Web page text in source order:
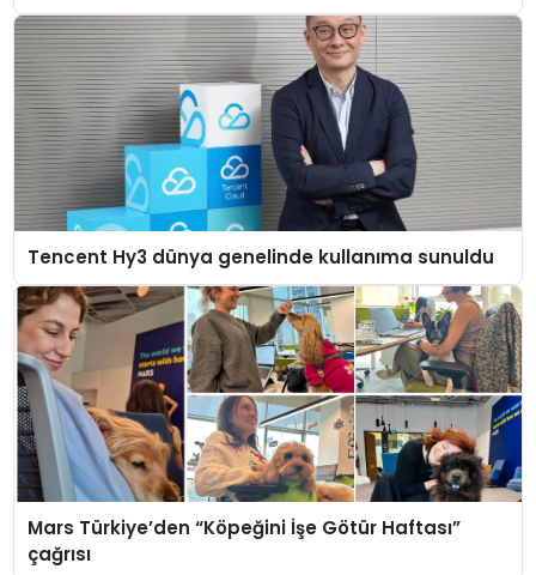
Tencent Hy3 dünya genelinde kullanıma sunuldu
Mars Türkiye’den “Köpeğini İşe Götür Haftası”
çağrısı